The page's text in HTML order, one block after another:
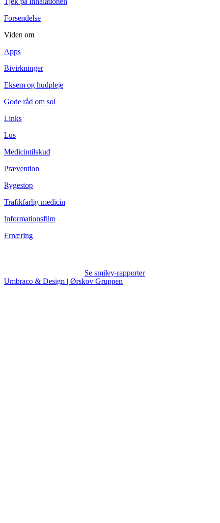
Forsendelse
Viden om
Apps
Bivirkninger
Eksem og hudpleje
Gode råd om sol
Links
Lus
Medicintilskud
Prævention
Rygestop
Trafikfarlig medicin
Informationsfilm
Ernæring
Se smiley-rapporter
Umbraco & Design | Ørskov Gruppen